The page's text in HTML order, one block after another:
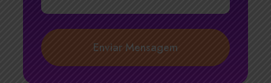
Enviar Mensagem